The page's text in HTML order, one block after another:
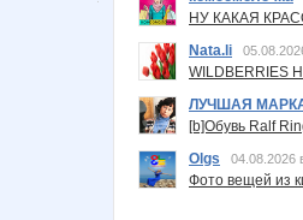
НУ КАКАЯ
Nata.li
ЛУЧШАЯ
[b]Обувь Ralf
Olgs
04.08.2026
Фото вещей из